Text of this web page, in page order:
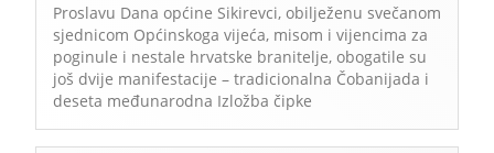
Proslavu Dana općine Sikirevci, obilježenu svečanom
sjednicom Općinskoga vijeća, misom i vijencima za
poginule i nestale hrvatske branitelje, obogatile su
još dvije manifestacije – tradicionalna Čobanijada i
deseta međunarodna Izložba čipke